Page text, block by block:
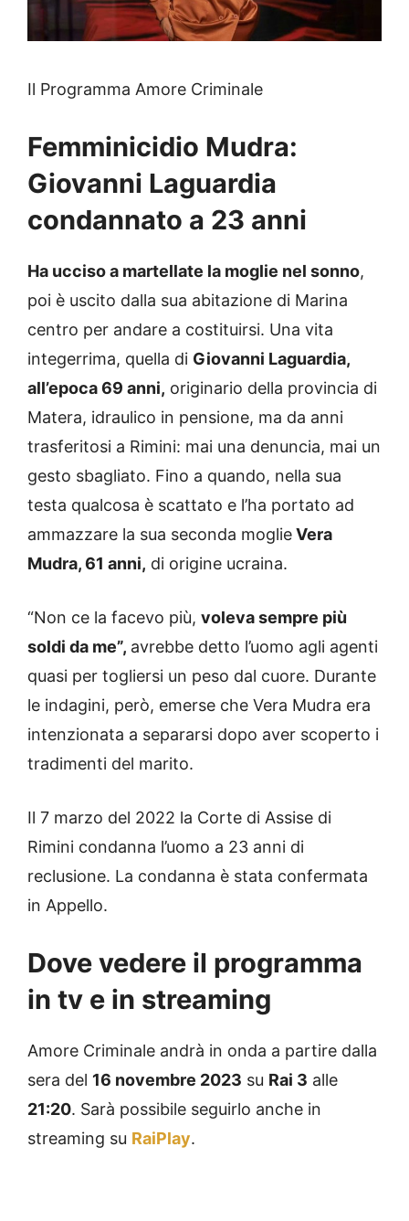
Il Programma Amore Criminale
Femminicidio Mudra:
Giovanni Laguardia
condannato a 23 anni
Ha uccisoa martellate la moglie nel sonno,
poi è uscito dalla sua abitazione di Marina
centro per andare a costituirsi. Una vita
integerrima, quella di Giovanni Laguardia,
all’epoca 69 anni, originario della provincia di
Matera, idraulico in pensione, ma da anni
trasferitosi a Rimini: mai una denuncia, mai un
gesto sbagliato. Fino a quando, nella sua
testa qualcosa è scattato e l’ha portato ad
ammazzare la sua seconda moglieVera
Mudra, 61 anni, di origine ucraina.
“Non ce la facevo più, voleva sempre più
soldi da me”, avrebbe detto l’uomo agli agenti
quasi per togliersi un peso dal cuore. Durante
le indagini, però, emerse che Vera Mudra era
intenzionata a separarsi dopo aver scoperto i
tradimenti del marito.
Il 7 marzo del 2022 la Corte di Assise di
Rimini condanna l’uomo a 23 anni di
reclusione. La condanna è stata confermata
in Appello.
Dove vedere il programma
in tv e in streaming
Amore Criminale andrà in onda a partire dalla
sera del 16 novembre 2023 su Rai 3 alle
21:20. Sarà possibile seguirlo anche in
streaming su RaiPlay.